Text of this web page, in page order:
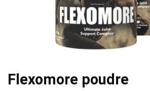
Flexomore poudre